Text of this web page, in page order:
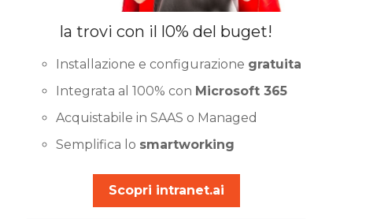
la trovi con il l0% del buget!
Installazione e configurazione gratuita
Integrata al 100% con Microsoft 365
Acquistabile in SAAS o Managed
Semplifica lo smartworking
Scopri intranet.ai